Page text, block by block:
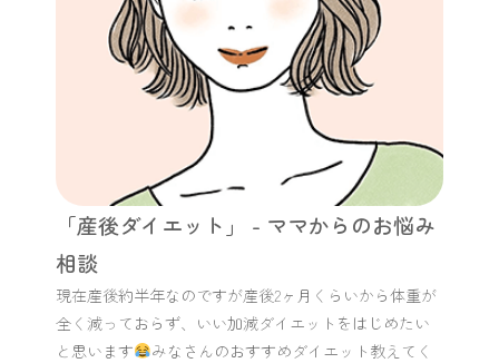
「産後ダイエット」 - ママからのお悩み
相談
現在産後約半年なのですが産後2ヶ月くらいから体重が
全く減っておらず、いい加減ダイエットをはじめたい
と思います
みなさんのおすすめダイエット教えてく